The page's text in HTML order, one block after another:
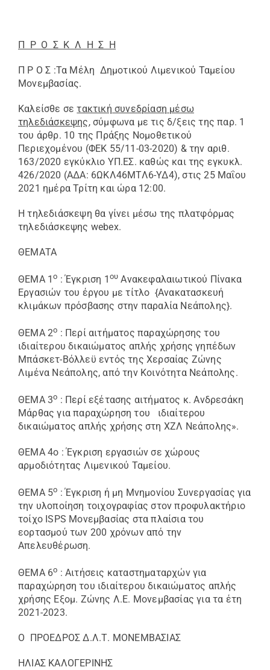
Π Ρ Ο Σ Κ Λ Η Σ Η
Π Ρ Ο Σ :Τα Μέλη Δημοτικού Λιμενικoύ Ταμείου
Μονεμβασίας.
Καλείσθε σετακτική συνεδρίαση μέσω
τηλεδιάσκεψης, σύμφωνα με τις δ/ξεις της παρ. 1
του άρθρ. 10 της Πράξης Νομοθετικού
Περιεχομένου (ΦΕΚ 55/11-03-2020) & την αριθ.
163/2020 εγκύκλιο ΥΠ.ΕΣ. καθώς και της εγκυκλ.
426/2020 (ΑΔΑ: 6ΩΚΛ46ΜΤΛ6-ΥΔ4), στις 25 Μαΐου
2021 ημέρα Τρίτη και ώρα 12:00.
Η τηλεδιάσκεψη θα γίνει μέσω της πλατφόρμας
τηλεδιάσκεψης webex.
ΘΕΜΑΤΑ
ΘΕΜΑ 1ο : Έγκριση 1 ου Ανακεφαλαιωτικού Πίνακα
Εργασιών του έργου με τίτλο {Ανακατασκευή
κλιμάκων πρόσβασης στην παραλία Νεάπολης}.
ΘΕΜΑ 2ο : Περί αιτήματος παραχώρησης του
ιδιαίτερου δικαιώματος απλής χρήσης γηπέδων
Μπάσκετ-Βόλλεϋ εντός της Χερσαίας Ζώνης
Λιμένα Νεάπολης, από την Κοινότητα Νεάπολης.
ΘΕΜΑ 3ο : Περί εξέτασης αιτήματος κ. Ανδρεσάκη
Μάρθας για παραχώρηση του ιδιαίτερου
δικαιώματος απλής χρήσης στη ΧΖΛ Νεάπολης».
ΘΕΜΑ 4ο : Έγκριση εργασιών σε χώρους
αρμοδιότητας Λιμενικού Ταμείου.
ΘΕΜΑ 5ο : Έγκριση ή μη Μνημονίου Συνεργασίας για
την υλοποίηση τοιχογραφίας στον προφυλακτήριο
τοίχο ISPS Μονεμβασίας στα πλαίσια του
εορτασμού των 200 χρόνων από την
Απελευθέρωση.
ΘΕΜΑ 6ο : Αιτήσεις καταστηματαρχών για
παραχώρηση του ιδιαίτερου δικαιώματος απλής
χρήσης Εξομ. Ζώνης Λ.Ε. Μονεμβασίας για τα έτη
2021-2023.
Ο ΠΡΟΕΔΡΟΣ Δ.Λ.Τ. ΜΟΝΕΜΒΑΣΙΑΣ
ΗΛΙΑΣ ΚΑΛΟΓΕΡΙΝΗΣ